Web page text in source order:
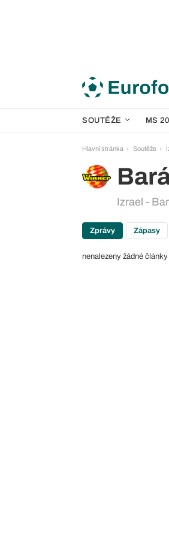
SOUTĚŽE MS
Hlavní stránka Soutěže
Izrael -
Zprávy Zápasy
nenalezeny žádné články